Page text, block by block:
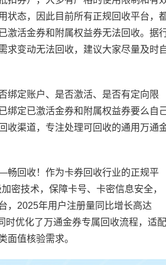
状态，因此目前所有正规回收平台，
激活金券和附属权益券无法回收。据
求变动无法回收，建议大家尽量及时
绑定账户、是否激活、是否有定向限
绑定已激活金券和附属权益券要么自
收渠道，专注处理可回收的通用万通
回收！作为卡券回收行业的正规平
密技术，保障卡号、卡密信息安全，
，2025年用户注册量同比增长高达
时优化了万通金券专属回收流程，适配
面值核验需求。